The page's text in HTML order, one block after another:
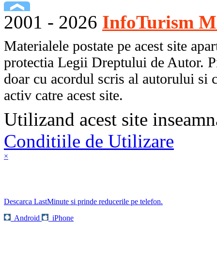
2001 - 2026 InfoTurism
Materialele postate pe acest site
protectia Legii Dreptului de Autor.
doar cu acordul scris al autorului si
activ catre acest site.
Utilizand acest site
Conditiile de Utilizare
×
Descarca LastMinute si prinde reducerile pe telefon.
Android
iPhone